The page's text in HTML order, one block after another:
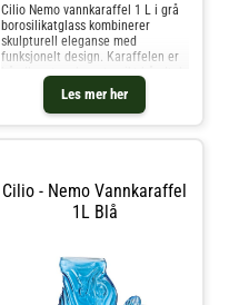
Les mer her
Cilio Nemo vannkaraffel 1 L i grå
borosilikatglass kombinerer
skulpturell eleganse med
funksjonelt design. Karaffelen er
formet som en fiskestjert – både
et blikkfang og et praktisk grep.
Den brede åpningen gjør det
Cilio - Nemo Vannkaraffel
1L Blå